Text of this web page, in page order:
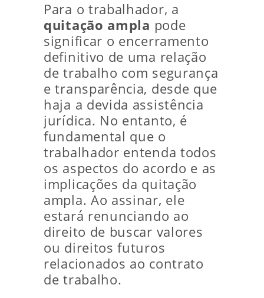
Para o trabalhador, a
quitação ampla pode
significar o encerramento
definitivo de uma relação
de trabalho com segurança
e transparência, desde que
haja a devida assistência
jurídica. No entanto, é
fundamental que o
trabalhador entenda todos
os aspectos do acordo e as
implicações da quitação
ampla. Ao assinar, ele
estará renunciando ao
direito de buscar valores
ou direitos futuros
relacionados ao contrato
de trabalho.